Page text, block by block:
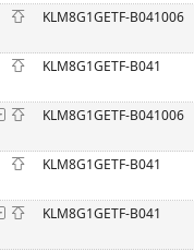
KLM8G1GETF-B041006
KLM8G1GETF-B041
KLM8G1GETF-B041006
KLM8G1GETF-B041
KLM8G1GETF-B041